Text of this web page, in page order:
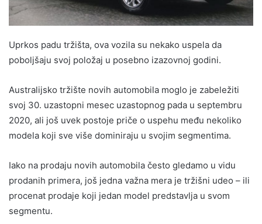
Uprkos padu tržišta, ova vozila su nekako uspela da
poboljšaju svoj položaj u posebno izazovnoj godini.
Australijsko tržište novih automobila moglo je zabeležiti
svoj 30. uzastopni mesec uzastopnog pada u septembru
2020, ali još uvek postoje priče o uspehu među nekoliko
modela koji sve više dominiraju u svojim segmentima.
Iako na prodaju novih automobila često gledamo u vidu
prodanih primera, još jedna važna mera je tržišni udeo – ili
procenat prodaje koji jedan model predstavlja u svom
segmentu.